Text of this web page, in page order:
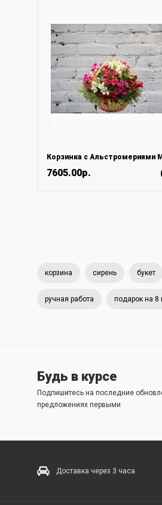
Корзинка с Альстромериями
7605.00р.
корзина сирень букет
ручная работа подарок на 8
Будь в курсе
Подпишитесь на последние
предложениях первыми
Доставка через 3 часа